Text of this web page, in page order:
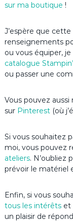
sur ma boutique !
J’espère que
renseignements
ou vous équiper,
catalogue
ou passer une
Vous pouvez
sur Pinterest (où
Si vous souhaitez
moi, vous pouvez
ateliers. N’oubliez
prévoir le matériel
Enfin, si vous
tous les intérêtset
un plaisir de